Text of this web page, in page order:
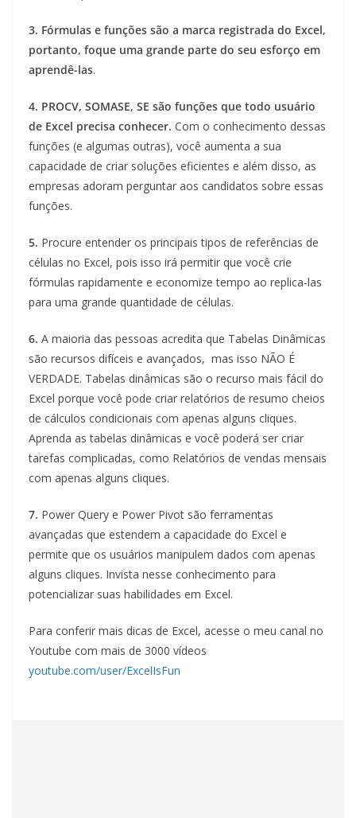
3. Fórmulas e funções são a marca registrada do Excel,
portanto, foque uma grande parte do seu esforço em
aprendê-las.
4. PROCV, SOMASE, SE são funções que todo usuário
de Excel precisa conhecer. Com o conhecimento dessas
funções (e algumas outras), você aumenta a sua
capacidade de criar soluções eficientes e além disso, as
empresas adoram perguntar aos candidatos sobre essas
funções.
5. Procure entender os principais tipos de referências de
células no Excel, pois isso irá permitir que você crie
fórmulas rapidamente e economize tempo ao replica-las
para uma grande quantidade de células.
6. A maioria das pessoas acredita que Tabelas Dinâmicas
são recursos difíceis e avançados, mas isso NÃO É
VERDADE. Tabelas dinâmicas são o recurso mais fácil do
Excel porque você pode criar relatórios de resumo cheios
de cálculos condicionais com apenas alguns cliques.
Aprenda as tabelas dinâmicas e você poderá ser criar
tarefas complicadas, como Relatórios de vendas mensais
com apenas alguns cliques.
7. Power Query e Power Pivot são ferramentas
avançadas que estendem a capacidade do Excel e
permite que os usuários manipulem dados com apenas
alguns cliques. Invista nesse conhecimento para
potencializar suas habilidades em Excel.
Para conferir mais dicas de Excel, acesse o meu canal no
Youtube com mais de 3000 vídeos
youtube.com/user/ExcelIsFun